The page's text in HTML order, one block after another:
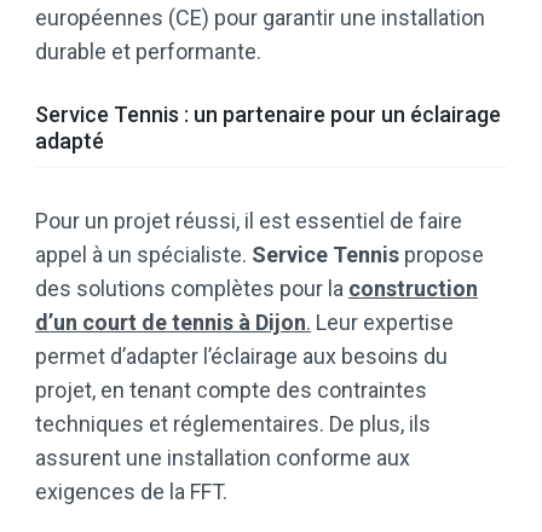
européennes (CE) pour garantir une installation
durable et performante.
Service Tennis : un partenaire pour un éclairage
adapté
Pour un projet réussi, il est essentiel de faire
appel à un spécialiste. Service Tennis propose
des solutions complètes pour la construction
d’un court de tennis à Dijon. Leur expertise
permet d’adapter l’éclairage aux besoins du
projet, en tenant compte des contraintes
techniques et réglementaires. De plus, ils
assurent une installation conforme aux
exigences de la FFT.